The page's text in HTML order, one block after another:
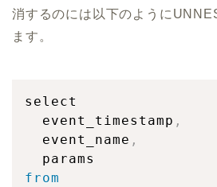
消するのには以下のように
ます。
select
  event_timestamp
,
  event_name
,
from